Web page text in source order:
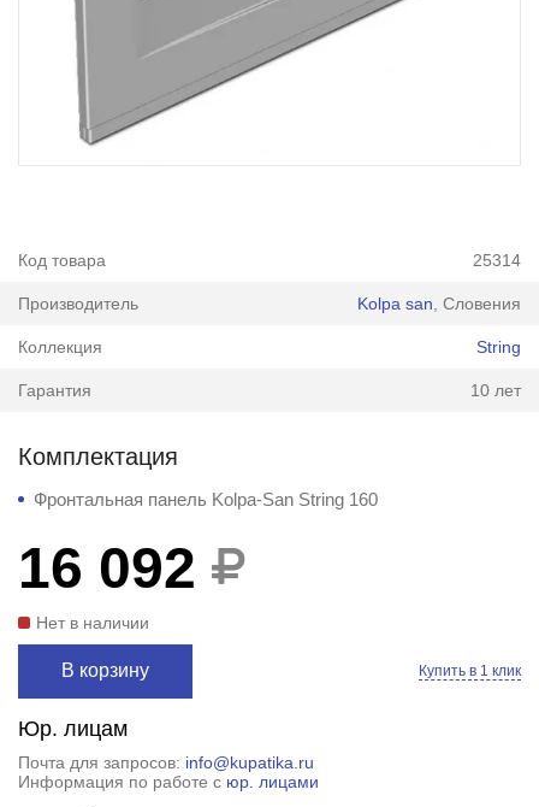
Код товара 25314
Производитель Kolpa san , Словения
Коллекция String
Гарантия 10 лет
Комплектация
Фронтальная панель Kolpa-San String 160
16 092
Нет в наличии
В корзину Купить в 1 клик
Юр. лицам
Почта для запросов: info@kupatika.ru
Информация по работе с юр. лицами